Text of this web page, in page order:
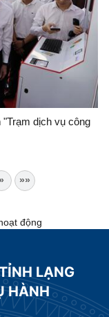
dịch vụ công
» »»
động
LẠNG
HÀNH